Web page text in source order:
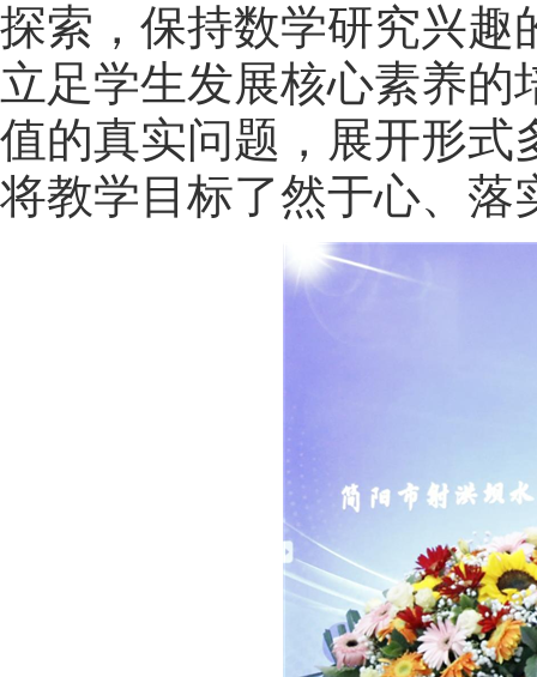
探索，保持数学研究兴趣
立足学生发展核心素养
值的真实问题，展开形式
将教学目标了然于心、落